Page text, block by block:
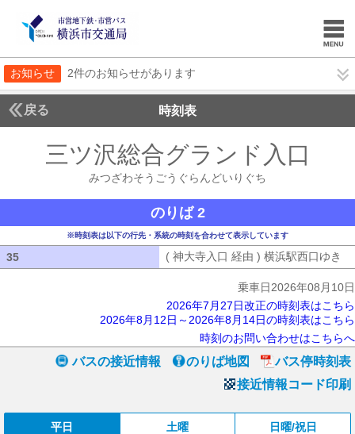
お知らせ 2件のお知らせがあります
戻る 時刻表
三ツ沢総合グランド入口
みつざわそうごうぐらんどいりぐち
のりば 2
※時刻表は以下の行先・系統の時刻を合わせて表示しています
35 ( 神大寺入口 経由 ) 横浜駅西口ゆき
乗車日2026年08月10日
2026年7月27日改正の時刻表はこちら
2026年8月12日～2026年8月14日の時刻表はこちら
時刻のお問い合わせはこちらへ
バスの接近情報 のりば地図
バス停時刻表
接近情報コード印刷
平日 土曜 日曜/祝日